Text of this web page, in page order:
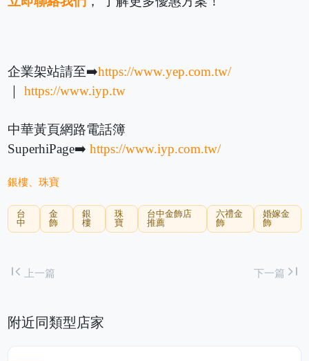
企業架站請至➡️https://www.yep.com.tw/
｜https://www.iyp.tw
中華黃頁網路電話簿
SuperhiPage➡️https://www.iyp.com.tw/
銀樓、珠寶
台
中
金
飾
銀
樓
珠
寶
台中金飾店
推薦
六禮金
飾
婚嫁金
飾
first_page 上一篇 下一篇 last_page
附近同類型店家